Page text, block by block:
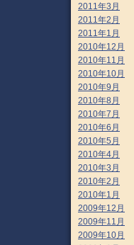
2011年3月
2011年2月
2011年1月
2010年12月
2010年11月
2010年10月
2010年9月
2010年8月
2010年7月
2010年6月
2010年5月
2010年4月
2010年3月
2010年2月
2010年1月
2009年12月
2009年11月
2009年10月